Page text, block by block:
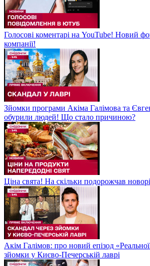
Голосові коментарі на YouTube! Новий
компанії!
Зйомки програми Акіма Галімова та
обурили людей! Що стало причиною?
Ціна свята! На скільки подорожчав
Акім Галімов: про новий епізод «Реальної
зйомки у Києво-Печерській лаврі